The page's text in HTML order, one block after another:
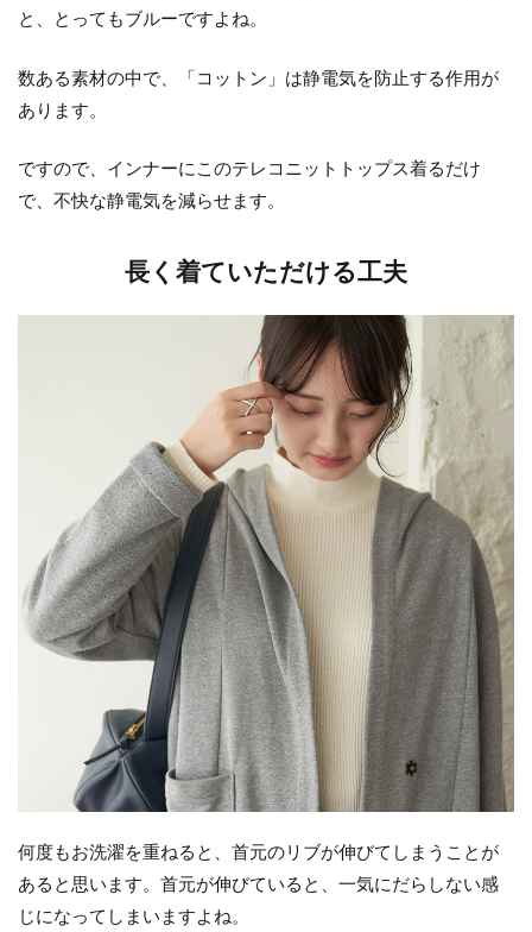
と、とってもブルーですよね。
数ある素材の中で、「コットン」は静電気を防止する作用が
あります。
ですので、インナーにこのテレコニットトップス着るだけ
で、不快な静電気を減らせます。
長く着ていただける工夫
何度もお洗濯を重ねると、首元のリブが伸びてしまうことが
あると思います。首元が伸びていると、一気にだらしない感
じになってしまいますよね。